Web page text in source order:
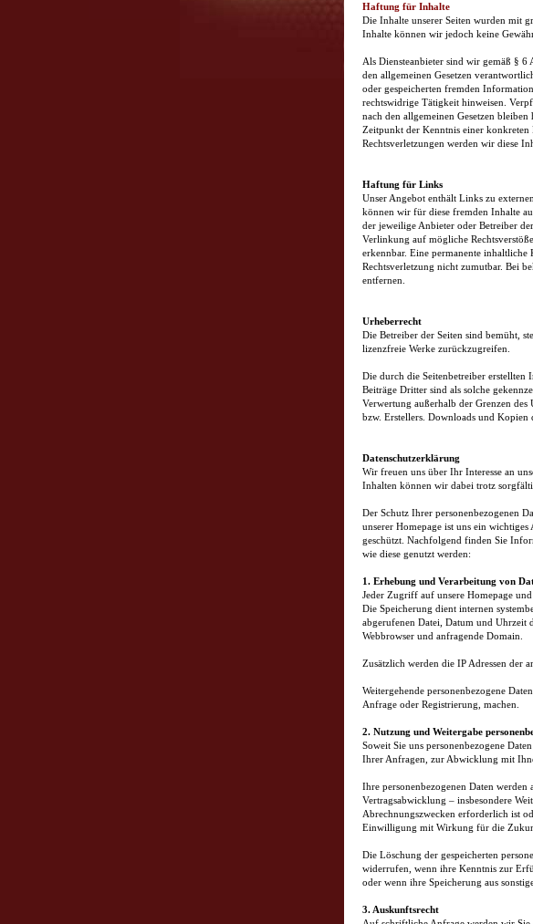
Haftung für Inhalte
Die Inhalte unserer Seiten wurden mit
Inhalte können wir jedoch keine
Als Diensteanbieter sind wir gemäß §
den allgemeinen Gesetzen
oder gespeicherten fremden
rechtswidrige Tätigkeit hinweisen.
nach den allgemeinen Gesetzen
Zeitpunkt der Kenntnis einer konkreten
Rechtsverletzungen werden wir diese
Haftung für Links
Unser Angebot enthält Links zu
können wir für diese fremden Inhalte
der jeweilige Anbieter oder Betreiber
Verlinkung auf mögliche
erkennbar. Eine permanente
Rechtsverletzung nicht zumutbar. Bei
entfernen.
Urheberrecht
Die Betreiber der Seiten sind bemüht,
lizenzfreie Werke zurückzugreifen.
Die durch die Seitenbetreiber erstellten
Beiträge Dritter sind als solche
Verwertung außerhalb der Grenzen
bzw. Erstellers. Downloads und Kopien
Datenschutzerklärung
Wir freuen uns über Ihr Interesse an
Inhalten können wir dabei trotz
Der Schutz Ihrer personenbezogenen
unserer Homepage ist uns ein
geschützt. Nachfolgend finden Sie
wie diese genutzt werden:
1. Erhebung und Verarbeitung von
Jeder Zugriff auf unsere Homepage
Die Speicherung dient internen
abgerufenen Datei, Datum und Uhrzeit
Webbrowser und anfragende Domain.
Zusätzlich werden die IP Adressen der
Weitergehende personenbezogene
Anfrage oder Registrierung, machen.
2. Nutzung und Weitergabe
Soweit Sie uns personenbezogene
Ihrer Anfragen, zur Abwicklung mit
Ihre personenbezogenen Daten
Vertragsabwicklung – insbesondere
Abrechnungszwecken erforderlich ist
Einwilligung mit Wirkung für die
Die Löschung der gespeicherten
widerrufen, wenn ihre Kenntnis zur
oder wenn ihre Speicherung aus
3. Auskunftsrecht